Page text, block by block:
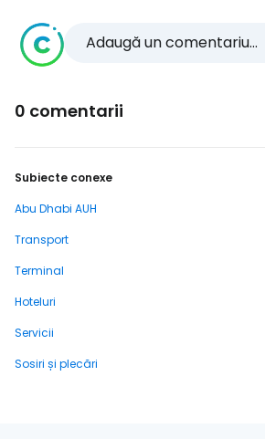
Adaugă un comentariu...
0 comentarii
Subiecte conexe
Abu Dhabi AUH
Transport
Terminal
Hoteluri
Servicii
Sosiri și plecări